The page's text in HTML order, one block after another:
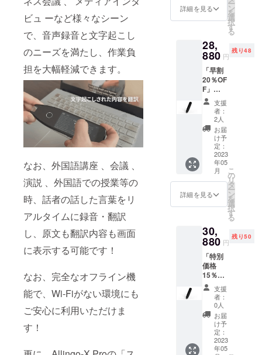
ビュ ーなど様々なシーン
で、音声録音と文字起こし
のニーズを満たし、作業負
担を大幅軽減できます。
なお、外国語講座 、会議 、
演説 、外国語での授業等の
時、話者の話した言葉をリ
アルタイムに録音・翻訳
し、原文も翻訳内容も画面
に表示する可能です！
なお、完全なオフライン機
能で、Wi-Fiがない環境にも
ご安心に利用いただけま
す！
※送料込
み、税
※通常価
格は
35,880
円とな
りま
す。 ※
開発中
の製品
につき
まして
は、デ
ザイ
ン・仕
様が一
部変更
になる
可能性
注文状
況、使
の供給
状況、
製造工
程上の
都合等
により
出荷時
期が遅
れる場
合がご
ざいま
詳細を見る ー
ン
を
選
択
す
る
28,
880 円
残り48
「早割
20％OF
F」
Allingo-
X Pro×1
Allingo-
X Pro×1
・日本
語説明
書×1 ・
USB-C
充電
ケーブ
ル×1・
ケーブ
ル
×1（長
さ：
50cm）
※送料込
み、税
込価格
です。
※通常価
格は
35,880
円とな
りま
支援
者：
2人
お届
け予
定：
2023
年05
月
詳細を見る
こ
の
リ
タ
ー
ン
を
選
択
す
る
30,
880 円
残り50
「特別
価格
15％OF
F」
Allingo-
X Pro×1
・
Allingo-
X Pro×1
・日本
語説明
支援
者：
0人
お届
け予
定：
2023
年05